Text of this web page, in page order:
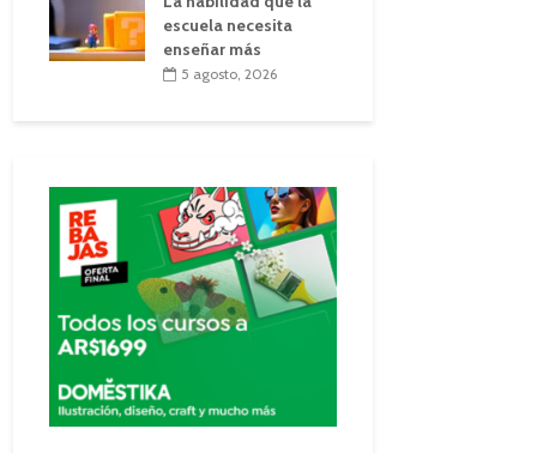
escuela necesita
enseñar más
5 agosto, 2026